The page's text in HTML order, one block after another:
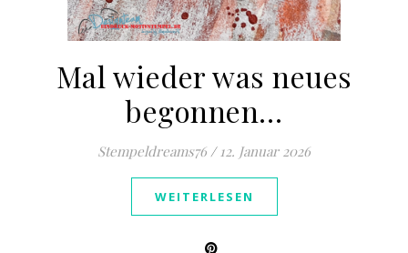
Mal wieder was neues
begonnen…
Stempeldreams76 / 12. Januar 2026
WEITERLESEN